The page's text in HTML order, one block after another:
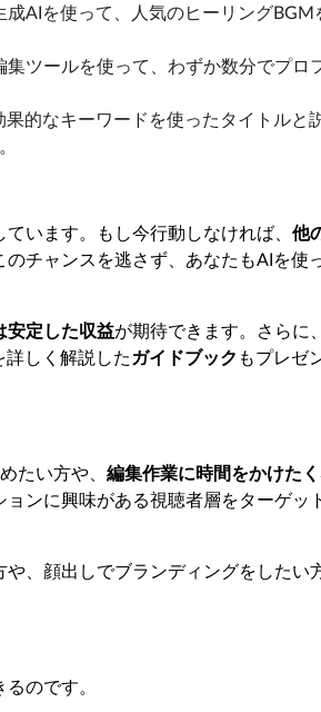
成AIを使って、人気のヒーリングBGM
集ツールを使って、わずか数分でプロ
果的なキーワードを使ったタイトルと
ています。もし今行動しなければ、 他
チャンスを逃さず、あなたもAIを使
安定した収益が期待できます。さらに
しく解説した ガイドブック もプレゼ
たい方や、 編集作業に時間をかけた
ンに興味がある視聴者層をターゲッ
、顔出しでブランディングをしたい
のです。